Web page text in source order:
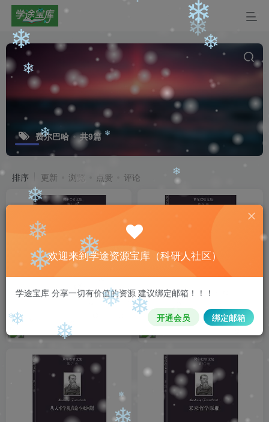
费尔巴哈 共9篇
排序 更新 浏览 点赞 评论
费尔巴哈文集-第11卷-哲学短
篇集2022年版_可搜索pdf
付费资源 文史哲新闻翻译 德国古典哲学 费尔巴哈
费尔巴哈文集-第9卷-幸福论
（2022年版）_可搜索pdf
付费资源 ￥ 4 图书标准 文史
欢迎来到学途资源宝库（科研人社区）
学途宝库 分享一切有价值的资源 建议绑定邮箱！！！
开通会员 绑定邮箱
❄
❄
❄
❄ ❄
❄
❄
❄
❄
❄ ❄
❄